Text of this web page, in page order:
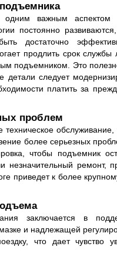
важным аспектом
постоянно
достаточно
продлить срок
подъемником. Это
детали следует
платить за
проблем
более серьезных
чтобы подъемник
незначительный ремонт,
приведет к более
заключается в
и надлежащей
что дает чувство